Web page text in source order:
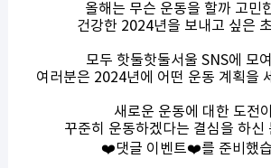
올해는 무슨 운동을 할까 고민
건강한 2024년을 보내고 싶은
모두 핫둘핫둘서울 SNS에 모
여러분은 2024년에 어떤 운동 계획을
새로운 운동에 대한 도전
꾸준히 운동하겠다는 결심을 하신
❤️댓글 이벤트❤️를 준비했